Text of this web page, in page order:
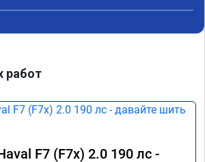
работ
F7 (F7x) 2.0 190 лс -